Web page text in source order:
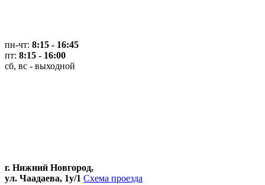
пн-чт: 8:15 - 16:45
пт: 8:15 - 16:00
сб, вс - выходной
г. Нижний Новгород,
ул. Чаадаева, 1у/1 Схема проезда